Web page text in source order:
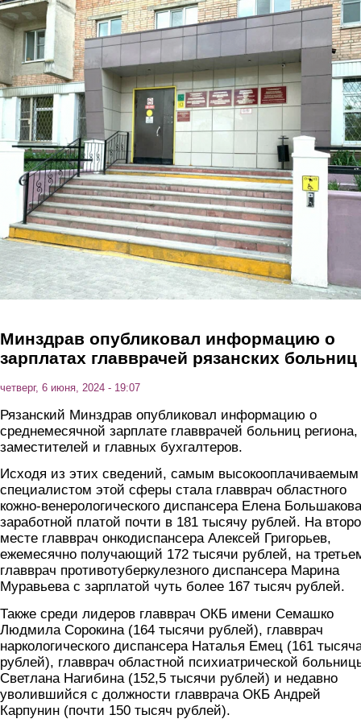
Перейти к основному содержанию
Минздрав опубликовал информацию о
зарплатах главврачей рязанских больниц
четверг, 6 июня, 2024 - 19:07
Рязанский Минздрав опубликовал информацию о
среднемесячной зарплате главврачей больниц
заместителей и главных бухгалтеров.
Исходя из этих сведений, самым высокооплачиваемым
специалистом этой сферы стала главврач областного
кожно-венерологического диспансера Елена
заработной платой почти в 181 тысячу рублей. На
месте главврач онкодиспансера Алексей Григорьев,
ежемесячно получающий 172 тысячи рублей, на
главврач противотуберкулезного диспансера Марина
Муравьева с зарплатой чуть более 167 тысяч рублей.
Также среди лидеров главврач ОКБ имени Семашко
Людмила Сорокина (164 тысячи рублей), главврач
наркологического диспансера Наталья Емец (161
рублей), главврач областной психиатрической
Светлана Нагибина (152,5 тысячи рублей) и недавно
уволившийся с должности главврача ОКБ Андрей
Карпунин (почти 150 тысяч рублей).